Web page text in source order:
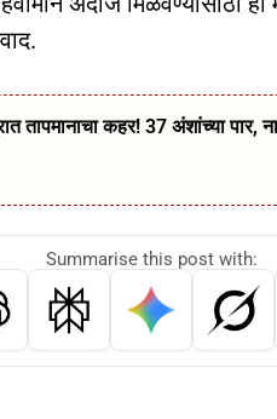
तापमानाचा कहर! 37 अंशांच्या पार,
Summarise this post with: